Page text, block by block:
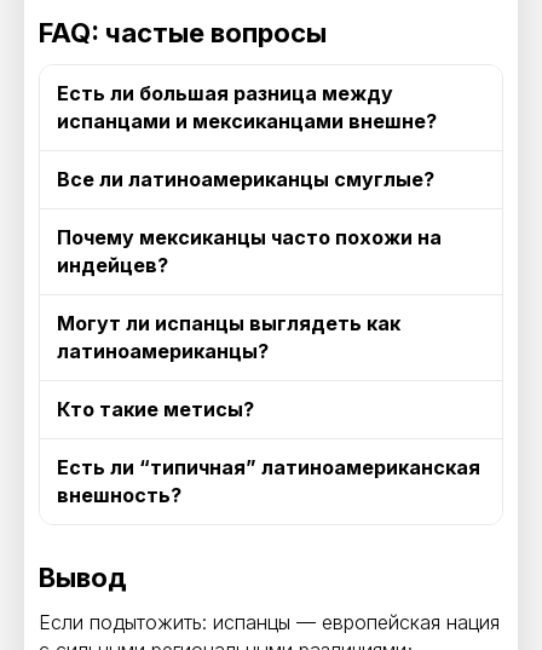
FAQ: частые вопросы
Есть ли большая разница между
испанцами и мексиканцами внешне?
Все ли латиноамериканцы смуглые?
Почему мексиканцы часто похожи на
индейцев?
Могут ли испанцы выглядеть как
латиноамериканцы?
Кто такие метисы?
Есть ли “типичная” латиноамериканская
внешность?
Вывод
Если подытожить: испанцы — европейская нация